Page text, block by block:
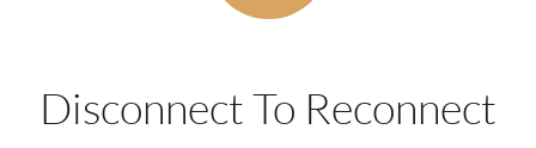
Disconnect To Reconnect